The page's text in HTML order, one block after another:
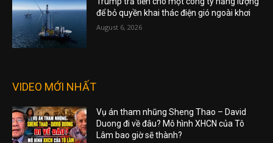
để bỏ quyền khai thác điện gió ngoài khơi
August 6, 2026
VIDEO MỚI NHẤT
Vụ án tham nhũng Sheng Thao – David
Duong đi về đâu? Mô hình XHCN của Tô
Lâm bao giờ sẽ thành?